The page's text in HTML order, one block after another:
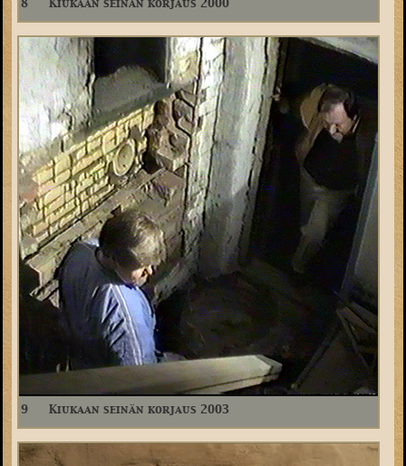
8 Kiukaan seinän korjaus 2000
9 Kiukaan seinän korjaus 2003